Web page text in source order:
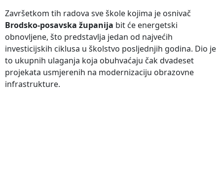
Završetkom tih radova sve škole kojima je osnivač
Brodsko-posavska županija bit će energetski
obnovljene, što predstavlja jedan od najvećih
investicijskih ciklusa u školstvo posljednjih godina. Dio je
to ukupnih ulaganja koja obuhvaćaju čak dvadeset
projekata usmjerenih na modernizaciju obrazovne
infrastrukture.